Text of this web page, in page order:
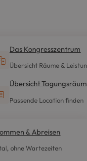
Das Kongresszentrum
Übersicht Räume &
Übersicht
Passende Location finden
& Abreisen
ohne Wartezeiten